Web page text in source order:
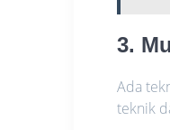
3.
Ada
teknik